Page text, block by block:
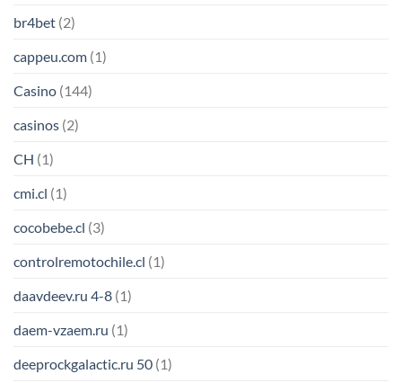
br4bet (2)
cappeu.com (1)
Casino (144)
casinos (2)
CH (1)
cmi.cl (1)
cocobebe.cl (3)
controlremotochile.cl (1)
daavdeev.ru 4-8 (1)
daem-vzaem.ru (1)
deeprockgalactic.ru 50 (1)